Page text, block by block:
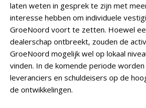
laten weten in gesprek te zijn met
interesse hebben om individuele
GroeNoord voort te zetten. Hoewel
dealerschap ontbreekt, zouden de
GroeNoord mogelijk wel op lokaal
vinden. In de komende periode
leveranciers en schuldeisers op de
de ontwikkelingen.